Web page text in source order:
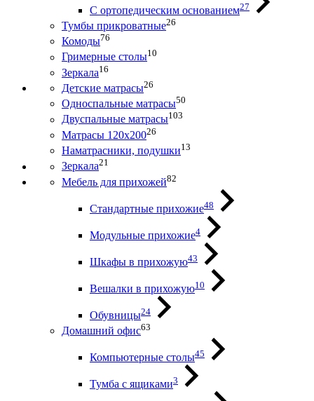
С ортопедическим основанием27
Тумбы прикроватные26
Комоды76
Гримерные столы10
Зеркала16
Детские матрасы26
Односпальные матрасы50
Двуспальные матрасы103
Матрасы 120х20026
Наматрасники, подушки13
Зеркала21
Мебель для прихожей82
Стандартные прихожие48
Модульные прихожие4
Шкафы в прихожую43
Вешалки в прихожую10
Обувницы24
Домашний офис63
Компьютерные столы45
Тумба с ящиками3